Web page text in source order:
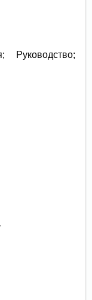
; Руководство;